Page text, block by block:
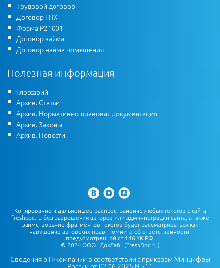
Трудовой договор
Договор ГПХ
Форма Р21001
Договор займа
Договор найма помещения
Полезная информация
Глоссарий
Архив. Статьи
Архив. Нормативно-правовая документация
Архив. Законы
Архив. Новости
Копирование и дальнейшее распространение любых текстов с сайта
freshdoc.ru без разрешения авторов или администрации сайта, а также
заимствование фрагментов текстов будет рассматриваться как
нарушение авторских прав. Помните об ответственности,
предусмотренной ст.146 УК РФ.
© 2024 ООО "ДокЛаб" (FreshDoc.ru)
Сведения о IT-компании в соответствии с приказом Минцифры
России от 02.06.2025 N 511